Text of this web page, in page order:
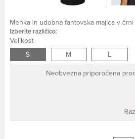
Mehka in udobna fantovska majica v črni
Izberite različico:
Velikost
S
M L
Neobvezna priporočena